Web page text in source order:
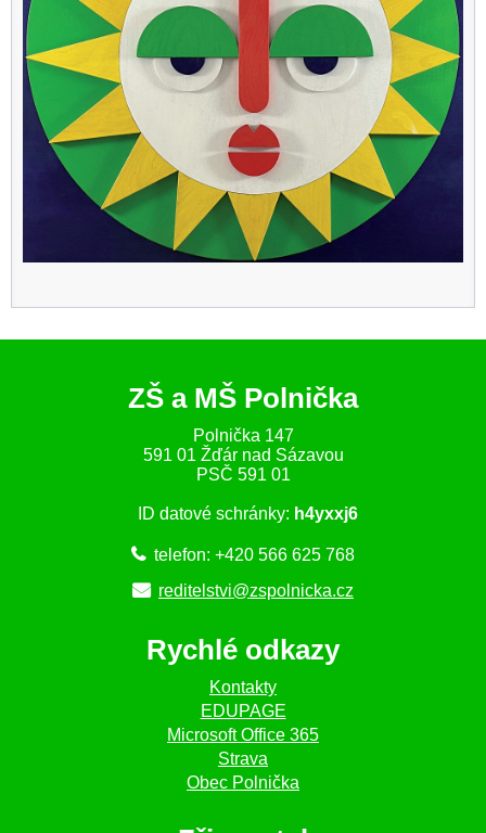
ZŠ a MŠ Polnička
Polnička 147
591 01 Žďár nad Sázavou
PSČ 591 01
ID datové schránky: h4yxxj6
telefon: +420 566 625 768
reditelstvi@zspolnicka.cz
Rychlé odkazy
Kontakty
EDUPAGE
Microsoft Office 365
Strava
Obec Polnička